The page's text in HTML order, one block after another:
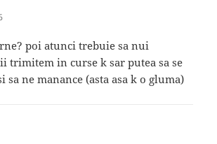
poi atunci trebuie sa nui
trimitem in curse k sar putea sa se
sa ne manance (asta asa k o gluma)